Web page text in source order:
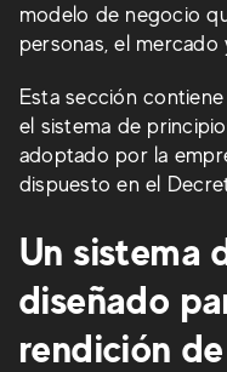
modelo de negocio
personas, el
Esta sección
el sistema de
adoptado por la
dispuesto en el
Un sistema
diseñado
rendición